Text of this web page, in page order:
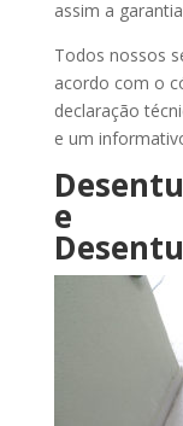
assim a
Todos nossos
acordo com o
declaração
e um
e